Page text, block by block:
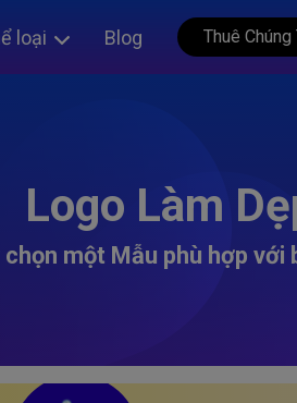
loại Blog Thuê Chúng
Logo Làm
chọn một Mẫu phù hợp với